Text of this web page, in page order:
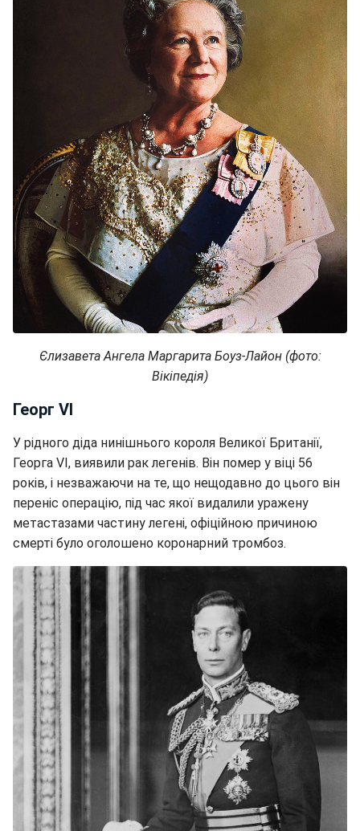
Єлизавета Ангела Маргарита Боуз-Лайон (фото:
Вікіпедія)
Георг VI
У рідного діда нинішнього короля Великої Британії,
Георга VI, виявили рак легенів. Він помер у віці 56
років, і незважаючи на те, що нещодавно до цього він
переніс операцію, під час якої видалили уражену
метастазами частину легені, офіційною причиною
смерті було оголошено коронарний тромбоз.